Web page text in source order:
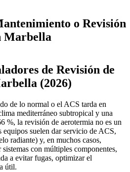
o Revisión
Marbella
de Revisión de
(2026)
de lo normal o el ACS tarda en
mediterráneo subtropical y una
%, la revisión de aerotermia no es un
equipos suelen dar servicio de ACS,
radiante) y, en muchos casos,
con múltiples componentes,
a evitar fugas, optimizar el
útil.